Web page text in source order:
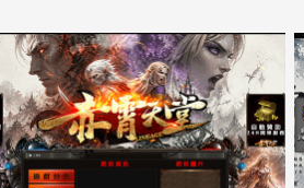
5000客戶展示案例14